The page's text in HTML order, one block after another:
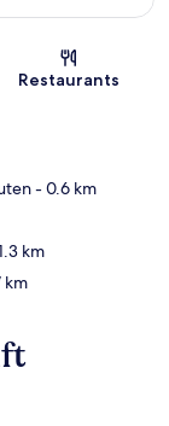
Restaurants
- 0.6 km
km
km